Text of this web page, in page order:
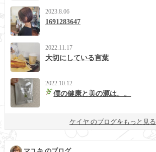
2023.8.06
1691283647
2022.11.17
大切にしている言葉
2022.10.12
僕の健康と美の源は。。
ケイヤ のブログをもっと見る